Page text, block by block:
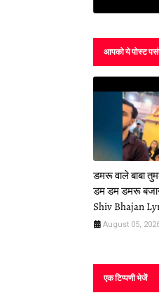
आपको ये पोस्ट
डमरू वाले बाबा
डम डम डमरू
Shiv Bhajan
August 05,
एक टिप्पणी भेजें